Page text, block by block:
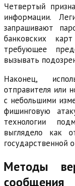
Четвертый
информации.
запрашивают
банковских
требующее
вызывать
Наконец,
отправителя или
с небольшими
фишинговую
технологии
выглядело как
государственной
Методы
сообщения